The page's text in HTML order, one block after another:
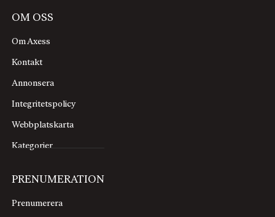
OM OSS
Om Axess
Kontakt
Annonsera
Integritetspolicy
Webbplatskarta
Kategorier
PRENUMERATION
Prenumerera